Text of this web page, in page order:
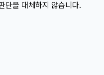
단을 대체하지 않습니다.